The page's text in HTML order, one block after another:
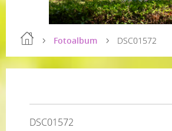
Fotoalbum DSC01572
DSC01572